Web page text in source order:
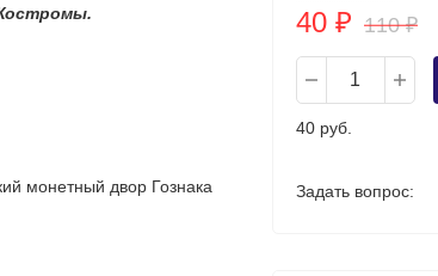
.
монетный двор Гознака
40 ₽ 110₽
40 руб.
Задать вопрос: